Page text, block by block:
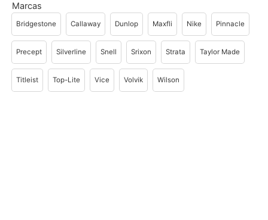
Marcas
Bridgestone Callaway Dunlop Maxfli Nike Pinnacle
Precept Silverline Snell Srixon Strata Taylor Made
Titleist Top-Lite Vice Volvik Wilson